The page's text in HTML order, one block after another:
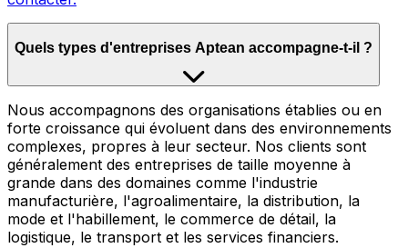
Quels types d'entreprises Aptean accompagne-t-il ?
Nous accompagnons des organisations établies ou en
forte croissance qui évoluent dans des environnements
complexes, propres à leur secteur. Nos clients sont
généralement des entreprises de taille moyenne à
grande dans des domaines comme l'industrie
manufacturière, l'agroalimentaire, la distribution, la
mode et l'habillement, le commerce de détail, la
logistique, le transport et les services financiers.